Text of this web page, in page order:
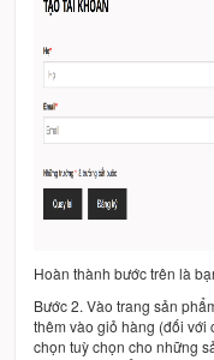
Hoàn thành bước trên là
Bước 2. Vào trang sản
thêm vào giỏ hàng (đối với
chọn tuỳ chọn cho những